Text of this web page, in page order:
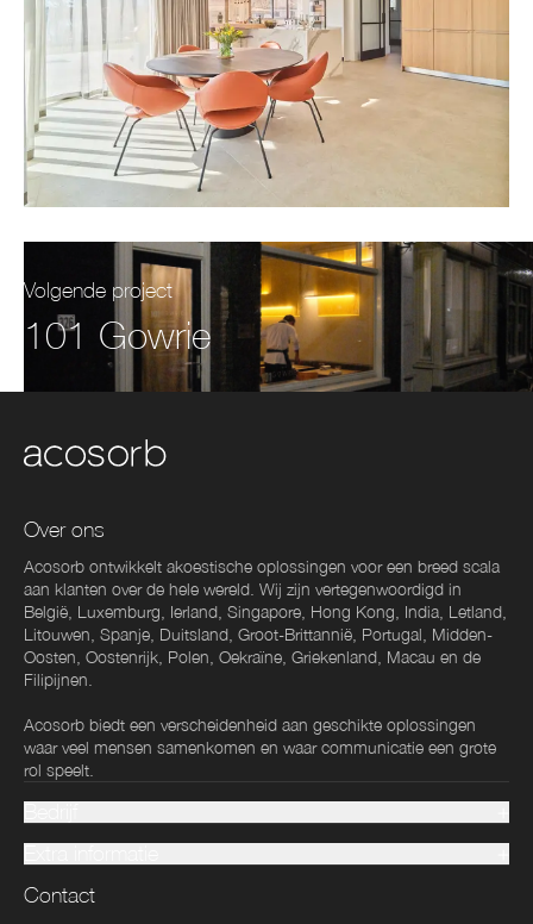
Volgende project
101 Gowrie
Over ons
Acosorb ontwikkelt akoestische oplossingen voor een breed scala
aan klanten over de hele wereld. Wij zijn vertegenwoordigd in
België, Luxemburg, Ierland, Singapore, Hong Kong, India, Letland,
Litouwen, Spanje, Duitsland, Groot-Brittannië, Portugal, Midden-
Oosten, Oostenrijk, Polen, Oekraïne, Griekenland, Macau en de
Filipijnen.
Acosorb biedt een verscheidenheid aan geschikte oplossingen
waar veel mensen samenkomen en waar communicatie een grote
rol speelt.
Contact